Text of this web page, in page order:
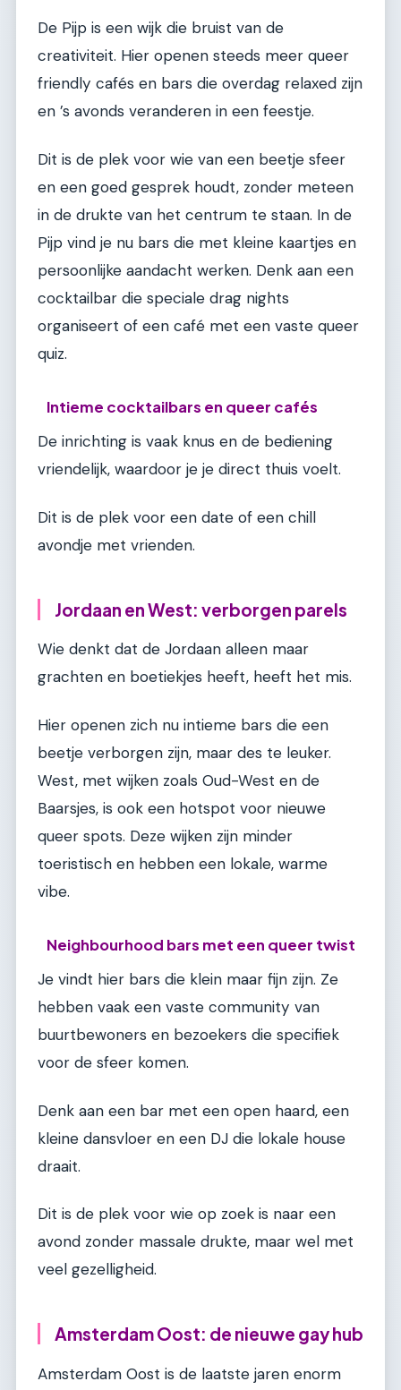
De Pijp is een wijk die bruist van de
creativiteit. Hier openen steeds meer queer
friendly cafés en bars die overdag relaxed zijn
en ’s avonds veranderen in een feestje.
Dit is de plek voor wie van een beetje sfeer
en een goed gesprek houdt, zonder meteen
in de drukte van het centrum te staan. In de
Pijp vind je nu bars die met kleine kaartjes en
persoonlijke aandacht werken. Denk aan een
cocktailbar die speciale drag nights
organiseert of een café met een vaste queer
quiz.
Intieme cocktailbars en queer cafés
De inrichting is vaak knus en de bediening
vriendelijk, waardoor je je direct thuis voelt.
Dit is de plek voor een date of een chill
avondje met vrienden.
Jordaan en West: verborgen parels
Wie denkt dat de Jordaan alleen maar
grachten en boetiekjes heeft, heeft het mis.
Hier openen zich nu intieme bars die een
beetje verborgen zijn, maar des te leuker.
West, met wijken zoals Oud-West en de
Baarsjes, is ook een hotspot voor nieuwe
queer spots. Deze wijken zijn minder
toeristisch en hebben een lokale, warme
vibe.
Neighbourhood bars met een queer twist
Je vindt hier bars die klein maar fijn zijn. Ze
hebben vaak een vaste community van
buurtbewoners en bezoekers die specifiek
voor de sfeer komen.
Denk aan een bar met een open haard, een
kleine dansvloer en een DJ die lokale house
draait.
Dit is de plek voor wie op zoek is naar een
avond zonder massale drukte, maar wel met
veel gezelligheid.
Amsterdam Oost: de nieuwe gay hub
Amsterdam Oost is de laatste jaren enorm